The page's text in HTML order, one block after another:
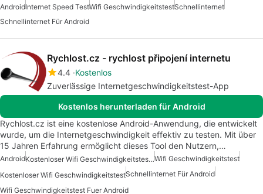
AndroidInternet Speed TestWifi GeschwindigkeitstestSchnellinternet
Schnellinternet Für Android
Rychlost.cz - rychlost připojení internetu
4.4 Kostenlos
Zuverlässige Internetgeschwindigkeitstest-App
Kostenlos herunterladen für Android
Rychlost.cz ist eine kostenlose Android-Anwendung, die entwickelt
wurde, um die Internetgeschwindigkeit effektiv zu testen. Mit über
15 Jahren Erfahrung ermöglicht dieses Tool den Nutzern,…
Android Kostenloser Wifi Geschwindigkeitstest Fuer AndroidWifi Geschwindigkeitstest
Kostenloser Wifi GeschwindigkeitstestSchnellinternet Für Android
Wifi Geschwindigkeitstest Fuer Android